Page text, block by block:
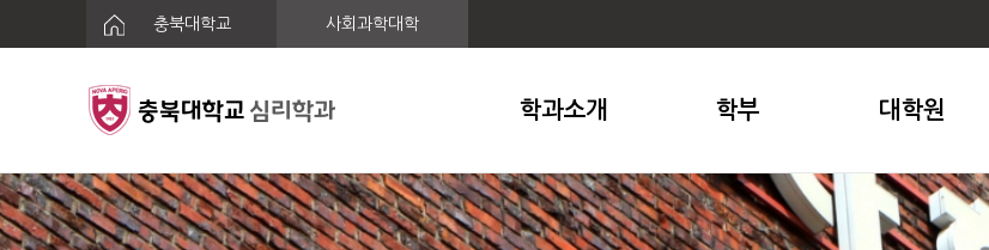
충북대학교 사회과학대학
학과소개 학부 대학원